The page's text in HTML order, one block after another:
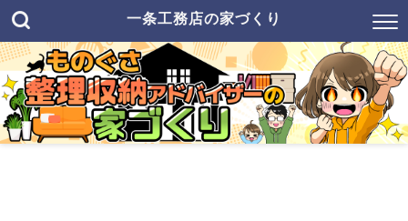
一条工務店の家づくり